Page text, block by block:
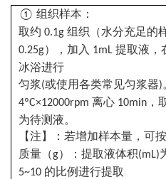
① 组织样本：
取约 0.1g 组织（水分充足的
0.25g），加入 1mL 提取液，
冰浴进行
匀浆(或使用各类常见匀浆器)
4ºC×12000rpm 离心 10min ，
为待测液。
【注】：若增加样本量，可
质量（g）：提取液体积(mL)
5~10 的比例进行提取